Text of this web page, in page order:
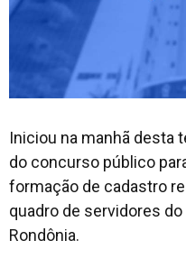
Iniciou na manhã desta
do concurso público
formação de cadastro
quadro de servidores
Rondônia.